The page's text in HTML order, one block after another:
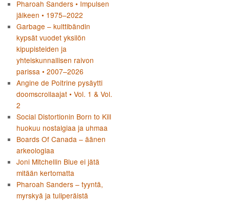
Pharoah Sanders • Impulsen
jälkeen • 1975–2022
Garbage – kulttibändin
kypsät vuodet yksilön
kipupisteiden ja
yhteiskunnallisen raivon
parissa • 2007–2026
Angine de Poitrine pysäytti
doomscrollaajat • Vol. 1 & Vol.
2
Social Distortionin Born to Kill
huokuu nostalgiaa ja uhmaa
Boards Of Canada – äänen
arkeologiaa
Joni Mitchellin Blue ei jätä
mitään kertomatta
Pharoah Sanders – tyyntä,
myrskyä ja tuliperäistä